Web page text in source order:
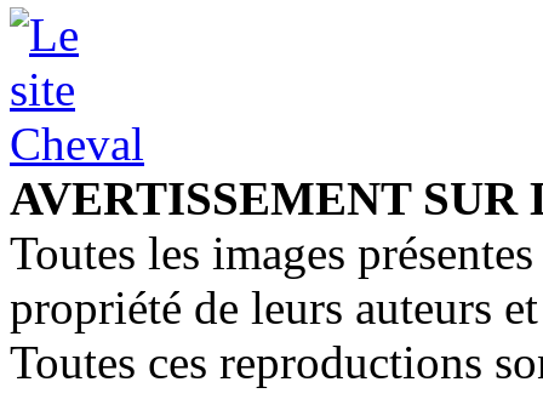
AVERTISSEMENT
Toutes les images
propriété de leurs auteurs
Toutes ces reproductions